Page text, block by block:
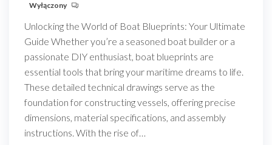
Wyłączony
Unlocking the World of Boat Blueprints: Your Ultimate
Guide Whether you’re a seasoned boat builder or a
passionate DIY enthusiast, boat blueprints are
essential tools that bring your maritime dreams to life.
These detailed technical drawings serve as the
foundation for constructing vessels, offering precise
dimensions, material specifications, and assembly
instructions. With the rise of…